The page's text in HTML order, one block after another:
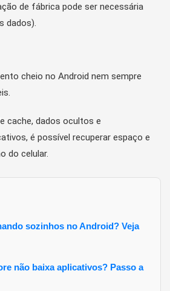
de fábrica pode ser necessária
dados).
cheio no Android nem sempre
cache, dados ocultos e
é possível recuperar espaço e
do celular.
sozinhos no Android? Veja
não baixa aplicativos? Passo a